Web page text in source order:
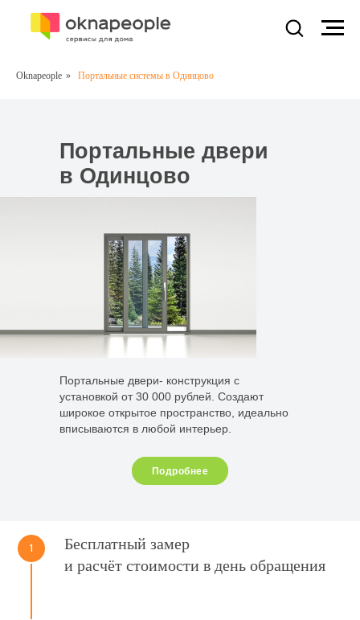
Oknapeople » Портальные системы в Одинцово
Портальные двери
в Одинцово
Портальные двери- конструкция с
установкой от 30 000 рублей. Создают
широкое открытое пространство, идеально
вписываются в любой интерьер.
Подробнее
1
Бесплатный замер
и расчёт стоимости в день обращения